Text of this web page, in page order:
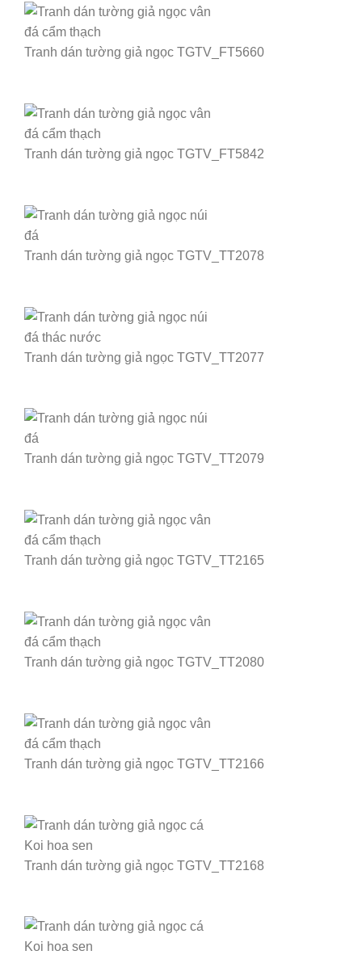
Tranh dán tường giả ngọc TGTV_FT5660
Tranh dán tường giả ngọc TGTV_FT5842
Tranh dán tường giả ngọc TGTV_TT2078
Tranh dán tường giả ngọc TGTV_TT2077
Tranh dán tường giả ngọc TGTV_TT2079
Tranh dán tường giả ngọc TGTV_TT2165
Tranh dán tường giả ngọc TGTV_TT2080
Tranh dán tường giả ngọc TGTV_TT2166
Tranh dán tường giả ngọc TGTV_TT2168